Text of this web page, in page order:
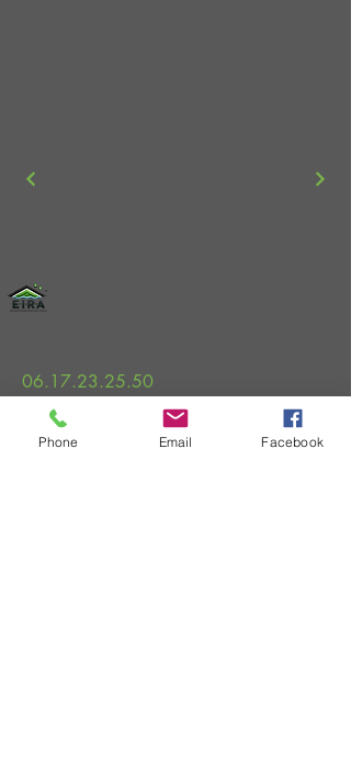
06.17.23.25.50
eira.etancheite@gmail.com
30210 Remoulins, France
Phone Email Facebook